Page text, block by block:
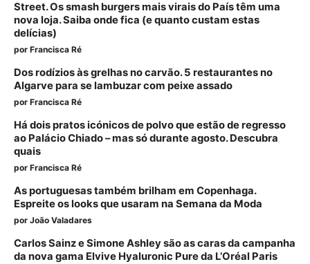
Street. Os smash burgers mais virais do País têm uma
nova loja. Saiba onde fica (e quanto custam estas
delícias)
por Francisca Ré
Dos rodízios às grelhas no carvão. 5 restaurantes no
Algarve para se lambuzar com peixe assado
por Francisca Ré
Há dois pratos icónicos de polvo que estão de regresso
ao Palácio Chiado – mas só durante agosto. Descubra
quais
por Francisca Ré
As portuguesas também brilham em Copenhaga.
Espreite os looks que usaram na Semana da Moda
por João Valadares
Carlos Sainz e Simone Ashley são as caras da campanha
da nova gama Elvive Hyaluronic Pure da L’Oréal Paris